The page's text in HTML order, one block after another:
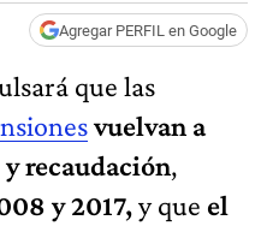
Agregar PERFIL en Google
que las
vuelvan a
recaudación,
y 2017,y que el